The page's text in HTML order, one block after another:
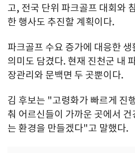
고, 전국 단위 파크골프 대회와
한 행사도 추진할 계획이다.
파크골프 수요 증가에 대응한
의미도 담겼다. 현재 진천군 내
장관리와 문백면 두 곳뿐이다.
김 후보는 "고령화가 빠르게 진
춰 어르신들이 가까운 곳에서
는 환경을 만들겠다"고 말했다.